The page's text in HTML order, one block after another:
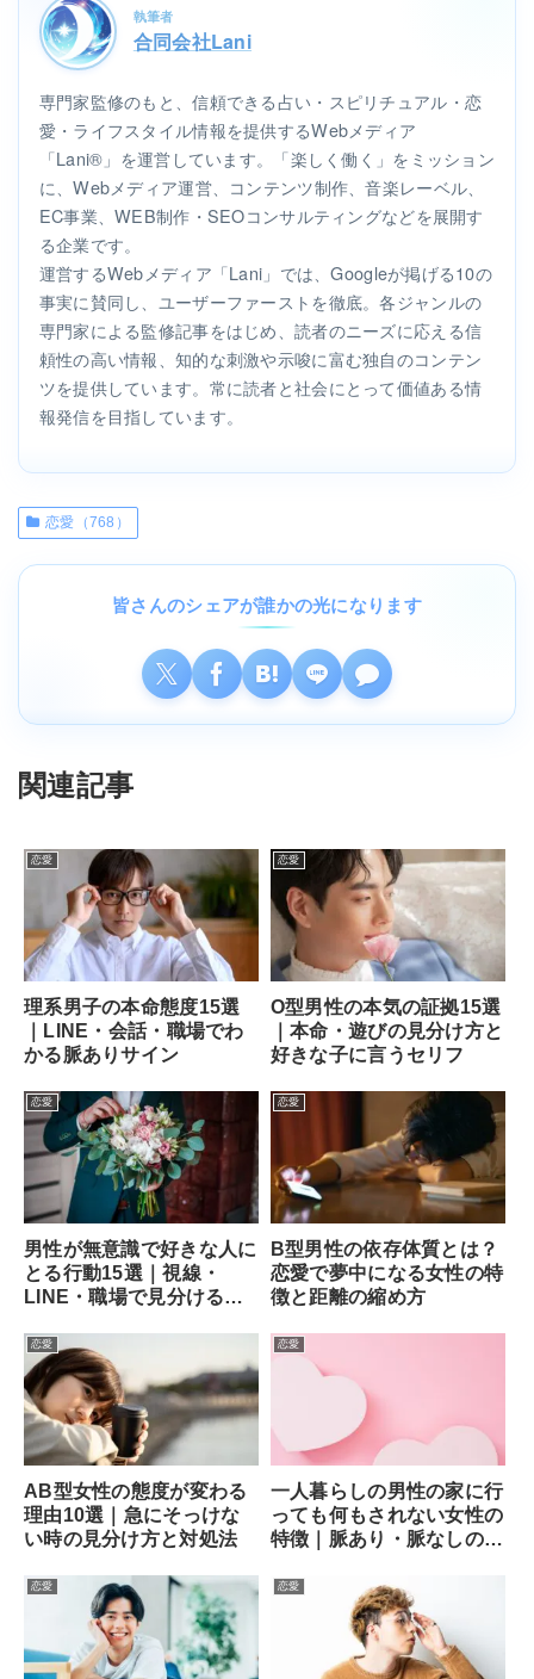
執筆者
合同会社Lani
専門家監修のもと、信頼できる占い・スピリチュアル・恋
愛・ライフスタイル情報を提供するWebメディア
「Lani®」を運営しています。「楽しく働く」をミッション
に、Webメディア運営、コンテンツ制作、音楽レーベル、
EC事業、WEB制作・SEOコンサルティングなどを展開す
る企業です。
運営するWebメディア「Lani」では、Googleが掲げる10の
事実に賛同し、ユーザーファーストを徹底。各ジャンルの
専門家による監修記事をはじめ、読者のニーズに応える信
頼性の高い情報、知的な刺激や示唆に富む独自のコンテン
ツを提供しています。常に読者と社会にとって価値ある情
報発信を目指しています。
恋愛（768）
皆さんのシェアが誰かの光になります
関連記事
恋愛
理系男子の本命態度15選
｜LINE・会話・職場でわ
かる脈ありサイン
恋愛
O型男性の本気の証拠15選
｜本命・遊びの見分け方と
好きな子に言うセリフ
恋愛
男性が無意識で好きな人に
とる行動15選｜視線・
LINE・職場で見分ける方
恋愛
B型男性の依存体質とは？
恋愛で夢中になる女性の特
徴と距離の縮め方
恋愛
AB型女性の態度が変わる
理由10選｜急にそっけな
い時の見分け方と対処法
恋愛
一人暮らしの男性の家に行
っても何もされない女性の
特徴｜脈あり・脈なしの見
恋愛 恋愛